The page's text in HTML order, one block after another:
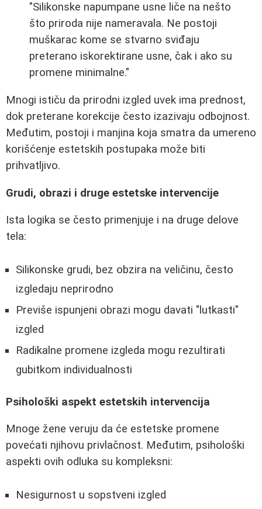
"Silikonske napumpane usne liče na nešto
što priroda nije nameravala. Ne postoji
muškarac kome se stvarno sviđaju
preterano iskorektirane usne, čak i ako su
promene minimalne."
Mnogi ističu da prirodni izgled uvek ima prednost,
dok preterane korekcije često izazivaju odbojnost.
Međutim, postoji i manjina koja smatra da umereno
korišćenje estetskih postupaka može biti
prihvatljivo.
Grudi, obrazi i druge estetske intervencije
Ista logika se često primenjuje i na druge delove
tela:
Silikonske grudi, bez obzira na veličinu, često
izgledaju neprirodno
Previše ispunjeni obrazi mogu davati "lutkasti"
izgled
Radikalne promene izgleda mogu rezultirati
gubitkom individualnosti
Psihološki aspekt estetskih intervencija
Mnoge žene veruju da će estetske promene
povećati njihovu privlačnost. Međutim, psihološki
aspekti ovih odluka su kompleksni:
Nesigurnost u sopstveni izgled